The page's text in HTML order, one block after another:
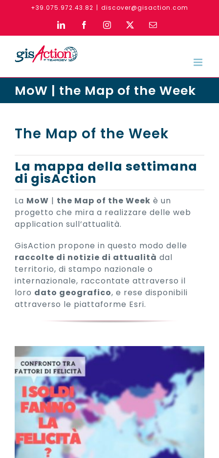
+39.075.972.43.82 | discover@gisaction.com
LinkedInFacebookInstagram Email
MoW | the Map of the Week
The Map of the Week
La mappa della settimana
di gisAction
La MoW | the Map of the Week è un
progetto che mira a realizzare delle web
application sull’attualità.
GisAction propone in questo modo delle
raccolte di notizie di attualità dal
territorio, di stampo nazionale o
internazionale, raccontate attraverso il
loro dato geografico, e rese disponibili
attraverso le piattaforme Esri.